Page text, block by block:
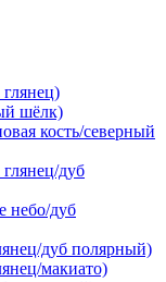
шёлк)
кость/северный
дуб
небо/дуб
дуб полярный)
макиато)